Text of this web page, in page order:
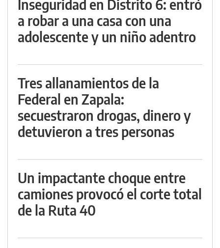
Inseguridad en Distrito 6: entró
a robar a una casa con una
adolescente y un niño adentro
Tres allanamientos de la
Federal en Zapala:
secuestraron drogas, dinero y
detuvieron a tres personas
Un impactante choque entre
camiones provocó el corte total
de la Ruta 40